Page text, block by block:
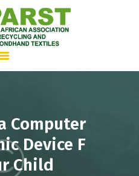
Computer
Device F
Child